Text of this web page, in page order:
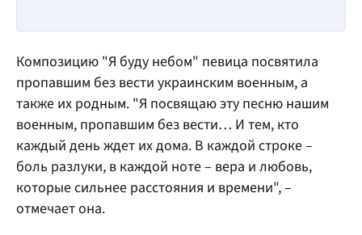
Композицию "Я буду небом" певица посвятила
пропавшим без вести украинским военным, а
также их родным. "Я посвящаю эту песню нашим
военным, пропавшим без вести… И тем, кто
каждый день ждет их дома. В каждой строке –
боль разлуки, в каждой ноте – вера и любовь,
которые сильнее расстояния и времени", –
отмечает она.